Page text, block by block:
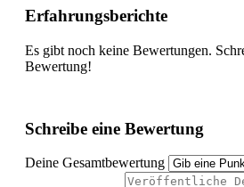
Erfahrungsberichte
Es gibt noch keine Bewertungen.
Bewertung!
Schreibe eine Bewertung
Deine Gesamtbewertung